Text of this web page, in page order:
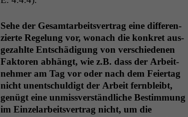
Sehe der Gesam­tar­beitsver­trag eine dif­feren­
zierte Regelung vor, wonach die konkret aus­
gezahlte Entschädi­gung von ver­schiede­nen
Fak­toren abhängt, wie z.B. dass der Arbeit­
nehmer am Tag vor oder nach dem Feiertag
nicht unentschuldigt der Arbeit fern­bleibt,
genügt eine unmissver­ständliche Bes­tim­mung
im Einze­lar­beitsver­trag nicht, um die